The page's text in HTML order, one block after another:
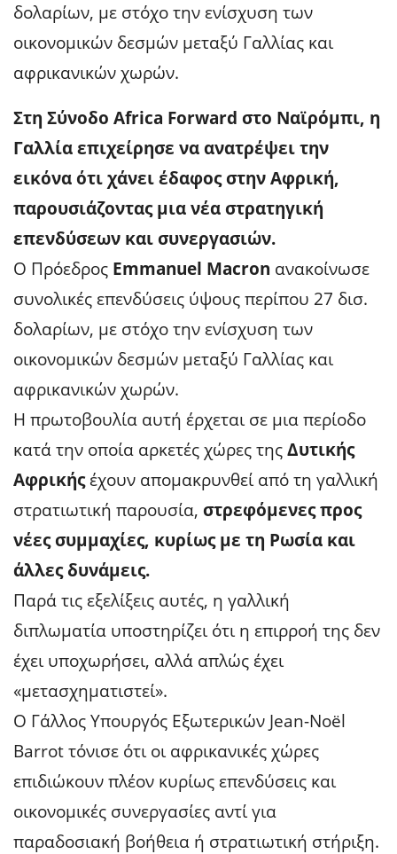
δολαρίων, με στόχο την ενίσχυση των
οικονομικών δεσμών μεταξύ Γαλλίας και
αφρικανικών χωρών.
Στη Σύνοδο Africa Forward στο Ναϊρόμπι, η
Γαλλία επιχείρησε να ανατρέψει την
εικόνα ότι χάνει έδαφος στην Αφρική,
παρουσιάζοντας μια νέα στρατηγική
επενδύσεων και συνεργασιών.
Ο Πρόεδρος Emmanuel Macron ανακοίνωσε
συνολικές επενδύσεις ύψους περίπου 27 δισ.
δολαρίων, με στόχο την ενίσχυση των
οικονομικών δεσμών μεταξύ Γαλλίας και
αφρικανικών χωρών.
Η πρωτοβουλία αυτή έρχεται σε μια περίοδο
κατά την οποία αρκετές χώρες τηςΔυτικής
Αφρικήςέχουν απομακρυνθεί από τη γαλλική
στρατιωτική παρουσία, στρεφόμενες προς
νέες συμμαχίες, κυρίως με τη Ρωσία και
άλλες δυνάμεις.
Παρά τις εξελίξεις αυτές, η γαλλική
διπλωματία υποστηρίζει ότι η επιρροή της δεν
έχει υποχωρήσει, αλλά απλώς έχει
«μετασχηματιστεί».
Ο Γάλλος Υπουργός Εξωτερικών Jean-Noël
Barrot τόνισε ότι οι αφρικανικές χώρες
επιδιώκουν πλέον κυρίως επενδύσεις και
οικονομικές συνεργασίες αντί για
παραδοσιακή βοήθεια ή στρατιωτική στήριξη.